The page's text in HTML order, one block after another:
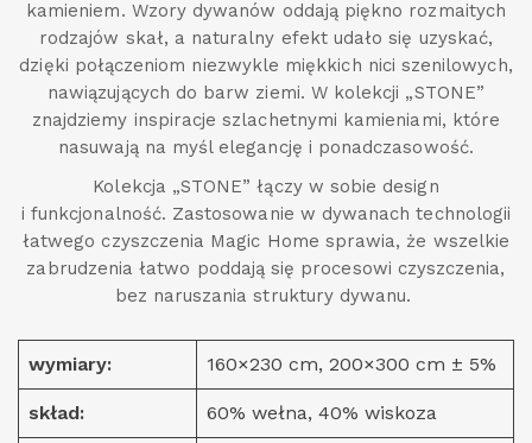
kamieniem. Wzory dywanów oddają piękno rozmaitych
rodzajów skał, a naturalny efekt udało się uzyskać,
dzięki połączeniom niezwykle miękkich nici szenilowych,
nawiązujących do barw ziemi. W kolekcji „STONE”
znajdziemy inspiracje szlachetnymi kamieniami, które
nasuwają na myśl elegancję i ponadczasowość.
Kolekcja „STONE” łączy w sobie design
i funkcjonalność. Zastosowanie w dywanach technologii
łatwego czyszczenia Magic Home sprawia, że wszelkie
zabrudzenia łatwo poddają się procesowi czyszczenia,
bez naruszania struktury dywanu.
wymiary: 160×230 cm, 200×300 cm ± 5%
skład: 60% wełna, 40% wiskoza